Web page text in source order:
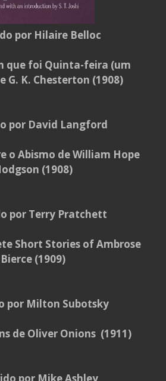
por Hilaire Belloc
que foi Quinta-feira (um
G. K. Chesterton (1908)
por David Langford
o Abismo de William Hope
(1908)
por Terry Pratchett
Short Stories of Ambrose
Bierce (1909)
por Milton Subotsky
de Oliver Onions (1911)